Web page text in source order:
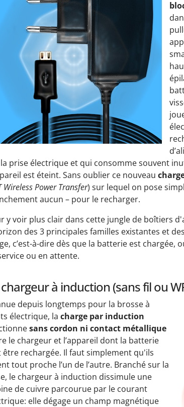
prise électrique et qui consomme souvent
est éteint. Sans oublier ce nouveau
Wireless Power Transfer) sur lequel on pose
aucun – pour le recharger.
y voir plus clair dans cette jungle de boîtiers
des 3 principales familles existantes et
c’est-à-dire dès que la batterie est chargée,
ou en attente.
à induction (sans fil ou
depuis longtemps pour la brosse à
électrique, la charge par induction
sans cordon ni contact métallique
le chargeur et l’appareil dont la batterie
être rechargée. Il faut simplement qu'ils
tout proche l’un de l’autre. Branché sur la
le chargeur à induction dissimule une
de cuivre parcourue par le courant
elle dégage un champ magnétique